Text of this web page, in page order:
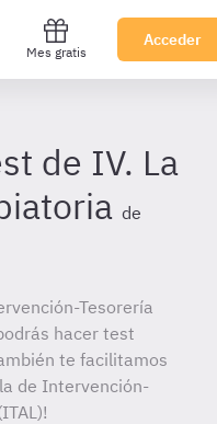
Mes gratis
Acceder
de IV. La
de
Tesorería
hacer test
te facilitamos
de Intervención-